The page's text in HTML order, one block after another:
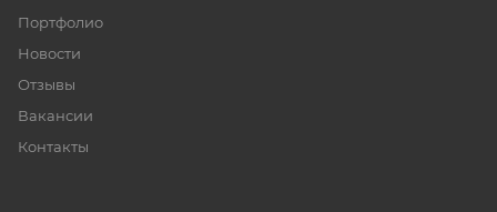
Портфолио
Новости
Отзывы
Вакансии
Контакты